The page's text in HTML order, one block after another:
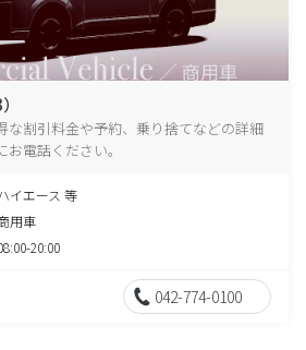
な割引料金や予約、乗り捨てなどの詳細
電話ください。
イエース 等
用車
20:00
042-774-0100